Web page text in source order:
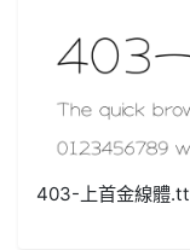
403-上首金線體